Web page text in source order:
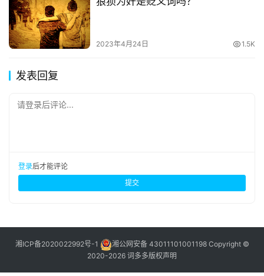
2023年4月24日 1.5K
发表回复
请登录后评论...
登录后才能评论
提交
湘ICP备2020022992号-1 湘公网安备 43011101001198Copyright ©
2020-2026 词多多版权声明